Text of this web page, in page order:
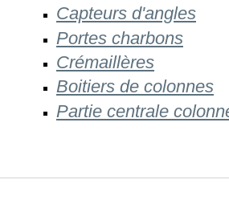
Capteurs d'angles
Portes charbons
Crémaillères
Boitiers de colonnes
Partie centrale